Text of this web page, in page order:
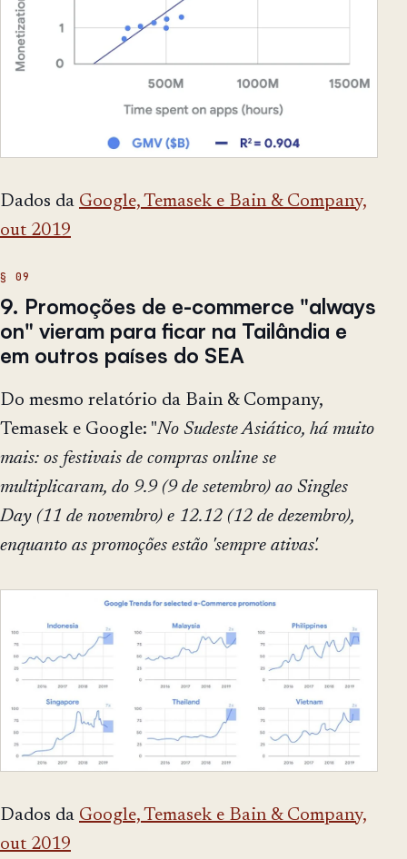
Dados da Google, Temasek e Bain & Company,
out 2019
9. Promoções de e-commerce "always
on" vieram para ficar na Tailândia e
em outros países do SEA
Do mesmo relatório da Bain & Company,
Temasek e Google: "No Sudeste Asiático, há muito
mais: os festivais de compras online se
multiplicaram, do 9.9 (9 de setembro) ao Singles
Day (11 de novembro) e 12.12 (12 de dezembro),
enquanto as promoções estão 'sempre ativas'.
Dados da Google, Temasek e Bain & Company,
out 2019